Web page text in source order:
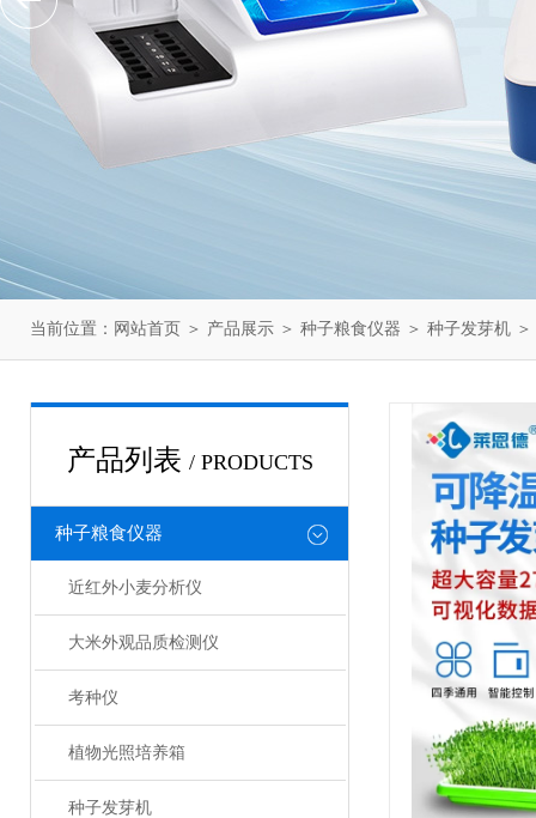
当前位置： 网站首页 ＞ 产品展示 ＞ 种子粮食仪器 ＞ 种子发芽机
产品列表 / PRODUCTS
种子粮食仪器
近红外小麦分析仪
大米外观品质检测仪
考种仪
植物光照培养箱
种子发芽机